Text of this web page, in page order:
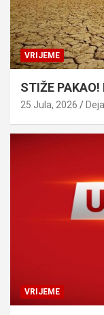
VRIJEME
STIŽE
25 Jula, 2026
VRIJEME